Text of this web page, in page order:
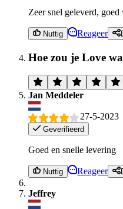
Zeer snel geleverd, goed
Nuttig Reageer
Hoe zou je Love
Jan Meddeler
27-5-2023
Geverifieerd
Goed en snelle levering
Nuttig Reageer
Jeffrey